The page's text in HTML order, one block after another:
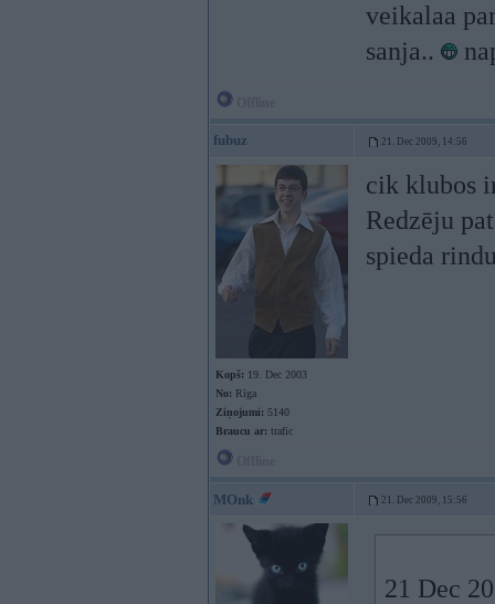
veikalaa
sanja..
fubuz 21. Dec 2009, 14:56
Kopš: 19. Dec 2003
No: Rīga
Ziņojumi: 5140
Braucu ar: trafic
cik klubos
Redzēju
spieda
MOnk 21. Dec 2009, 15:56
21 Dec